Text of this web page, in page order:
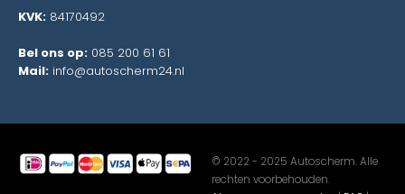
KVK: 84170492
Bel ons op: 085 200 61 61
Mail: info@autoscherm24.nl
© 2022 - 2025 Autoscherm. Alle
rechten voorbehouden.